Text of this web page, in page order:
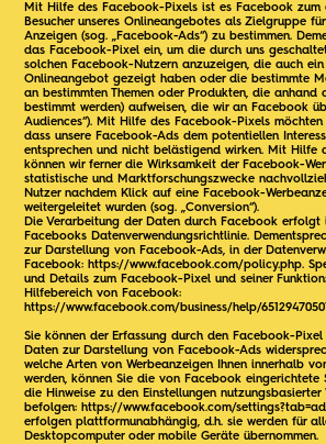
Mit Hilfe des Facebook-Pixels ist es Facebook zum
Besucher unseres Onlineangebotes als Zielgruppe
Anzeigen (sog. „Facebook-Ads“) zu bestimmen.
das Facebook-Pixel ein, um die durch uns
solchen Facebook-Nutzern anzuzeigen, die auch ein
Onlineangebot gezeigt haben oder die bestimmte
an bestimmten Themen oder Produkten, die anhand
bestimmt werden) aufweisen, die wir an Facebook
Audiences“). Mit Hilfe des Facebook-Pixels
dass unsere Facebook-Ads dem potentiellen
entsprechen und nicht belästigend wirken. Mit Hilfe
können wir ferner die Wirksamkeit der Facebook-
statistische und Marktforschungszwecke
Nutzer nachdem Klick auf eine Facebook-
weitergeleitet wurden (sog. „Conversion“).
Die Verarbeitung der Daten durch Facebook erfolgt
Facebooks Datenverwendungsrichtlinie.
zur Darstellung von Facebook-Ads, in der
Facebook: https://www.facebook.com/policy.php.
und Details zum Facebook-Pixel und seiner
Hilfebereich von Facebook:
https://www.facebook.com/business/help/
Sie können der Erfassung durch den Facebook-Pixel
Daten zur Darstellung von Facebook-Ads
welche Arten von Werbeanzeigen Ihnen innerhalb
werden, können Sie die von Facebook
die Hinweise zu den Einstellungen nutzungsbasierter
befolgen: https://www.facebook.com/
erfolgen plattformunabhängig, d.h. sie werden für
Desktopcomputer oder mobile Geräte übernommen.